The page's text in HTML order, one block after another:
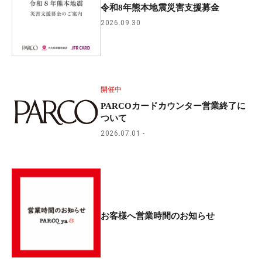
令和8年熊本地震災害支援募金
2026.09.30
開催中
PARCOカードカウンター営業終了に
ついて
2026.07.01
お客様へ営業時間のお知らせ